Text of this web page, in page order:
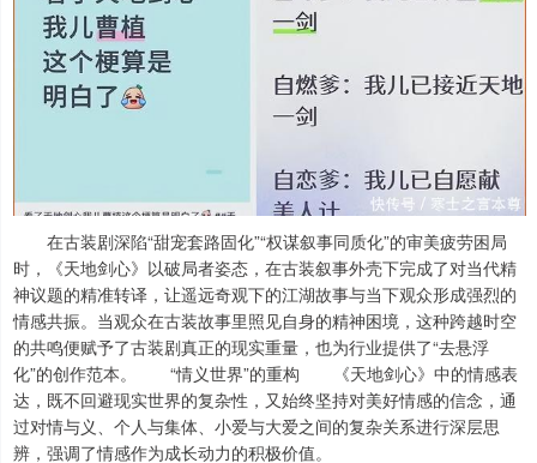
在古装剧深陷“甜宠套路固化”“权谋叙事同质化”的审美疲劳困局
时，《天地剑心》以破局者姿态，在古装叙事外壳下完成了对当代精
神议题的精准转译，让遥远奇观下的江湖故事与当下观众形成强烈的
情感共振。当观众在古装故事里照见自身的精神困境，这种跨越时空
的共鸣便赋予了古装剧真正的现实重量，也为行业提供了“去悬浮
化”的创作范本。 “情义世界”的重构 《天地剑心》中的情感表
达，既不回避现实世界的复杂性，又始终坚持对美好情感的信念，通
过对情与义、个人与集体、小爱与大爱之间的复杂关系进行深层思
辨，强调了情感作为成长动力的积极价值。